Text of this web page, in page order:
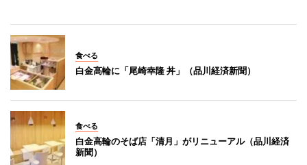
食べる
白金高輪に「尾崎幸隆 丼」（品川経済新聞）
食べる
白金高輪のそば店「清月」がリニューアル（品川経済
新聞）